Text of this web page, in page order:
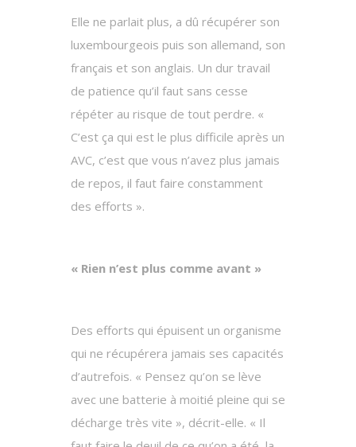
Elle ne parlait plus, a dû récupérer son
luxembourgeois puis son allemand, son
français et son anglais. Un dur travail
de patience qu’il faut sans cesse
répéter au risque de tout perdre. «
C’est ça qui est le plus difficile après un
AVC, c’est que vous n’avez plus jamais
de repos, il faut faire constamment
des efforts ».
« Rien n’est plus comme avant »
Des efforts qui épuisent un organisme
qui ne récupérera jamais ses capacités
d’autrefois. « Pensez qu’on se lève
avec une batterie à moitié pleine qui se
décharge très vite », décrit-elle. « Il